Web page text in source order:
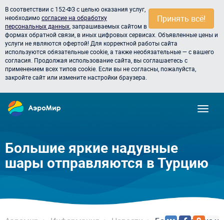
Принять всё!
В соответствии с 152-ФЗ с целью оказания услуг,
необходимосогласие на обработку
персональных данных , запрашиваемых сайтом в
формах обратной связи, в иных цифровых сервисах. Объявленные цены и
услуги не являются офертой! Для корректной работы сайта
используются обязательные cookie, а также необязательные — с вашего
согласия. Продолжая использование сайта, вы соглашаетесь с
применением всех типов cookie. Если вы не согласны, пожалуйста,
закройте сайт или измените настройки браузера.
Большие яркие надувные
шары отправляются в Турцию